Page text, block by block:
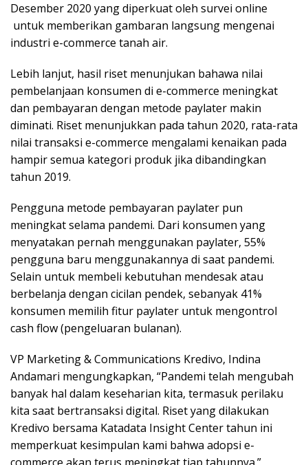
Desember 2020 yang diperkuat oleh survei online
untuk memberikan gambaran langsung mengenai
industri e-commerce tanah air.
Lebih lanjut, hasil riset menunjukan bahawa nilai
pembelanjaan konsumen di e-commerce meningkat
dan pembayaran dengan metode paylater makin
diminati. Riset menunjukkan pada tahun 2020, rata-rata
nilai transaksi e-commerce mengalami kenaikan pada
hampir semua kategori produk jika dibandingkan
tahun 2019.
Pengguna metode pembayaran paylater pun
meningkat selama pandemi. Dari konsumen yang
menyatakan pernah menggunakan paylater, 55%
pengguna baru menggunakannya di saat pandemi.
Selain untuk membeli kebutuhan mendesak atau
berbelanja dengan cicilan pendek, sebanyak 41%
konsumen memilih fitur paylater untuk mengontrol
cash flow (pengeluaran bulanan).
VP Marketing & Communications Kredivo, Indina
Andamari mengungkapkan, “Pandemi telah mengubah
banyak hal dalam keseharian kita, termasuk perilaku
kita saat bertransaksi digital. Riset yang dilakukan
Kredivo bersama Katadata Insight Center tahun ini
memperkuat kesimpulan kami bahwa adopsi e-